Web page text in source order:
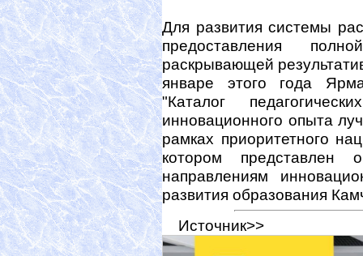
Для развития системы
предоставления
раскрывающей
январе этого года
"Каталог
инновационного опыта
рамках приоритетного
котором
направлениям
развития образования
Источник>>